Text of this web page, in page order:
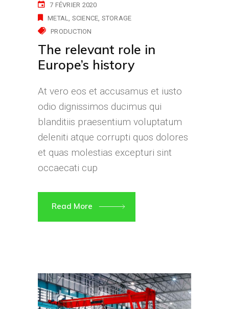
7 FÉVRIER 2020
METAL
SCIENCE STORAGE
PRODUCTION
The relevant role in
Europe’s history
At vero eos et accusamus et iusto
odio dignissimos ducimus qui
blanditiis praesentium voluptatum
deleniti atque corrupti quos dolores
et quas molestias excepturi sint
occaecati cup
Read More